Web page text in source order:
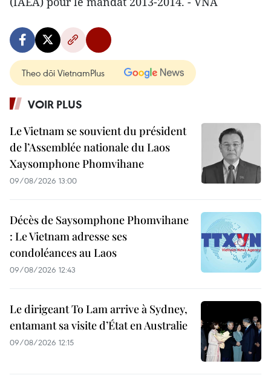
Theo dõi VietnamPlus
VOIR PLUS
Le Vietnam se souvient du président
de l’Assemblée nationale du Laos
Xaysomphone Phomvihane
09/08/2026 13:00
Décès de Saysomphone Phomvihane
: Le Vietnam adresse ses
condoléances au Laos
09/08/2026 12:43
Le dirigeant To Lam arrive à Sydney,
entamant sa visite d’État en Australie
09/08/2026 12:15